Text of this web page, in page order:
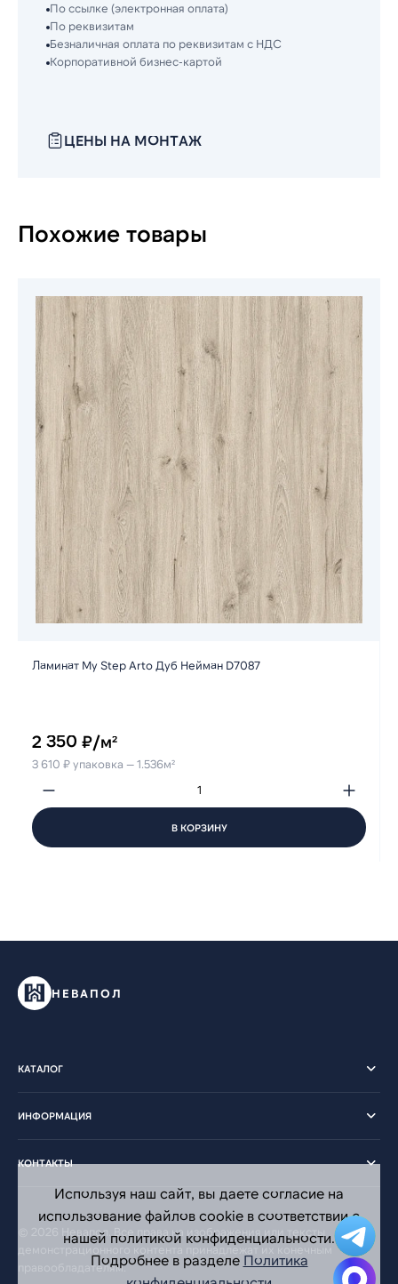
По ссылке (электронная оплата)
По реквизитам
Безналичная оплата по реквизитам с НДС
Корпоративной бизнес-картой
ЦЕНЫ НА МОНТАЖ
Похожие товары
Ламинат My Step Arto Дуб Нeйман D7087
2 350 ₽/м²
3 610 ₽ упаковка — 1.536м²
В КОРЗИНУ
НЕВАПОЛ
КАТАЛОГ
ИНФОРМАЦИЯ
КОНТАКТЫ
© 2026 Невапол. Все права на изображения или тексты
демонстрационного контента принадлежат их конечным
правообладателям.
Используя наш сайт, вы даете согласие на
использование файлов cookie в соответствии с
нашей политикой конфиденциальности.
Подробнее в разделе Политика